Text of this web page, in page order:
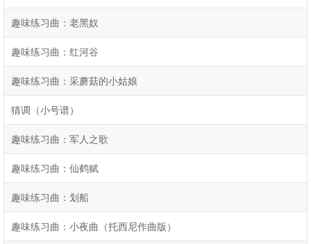
趣味练习曲：老黑奴
趣味练习曲：红河谷
趣味练习曲：采蘑菇的小姑娘
猜调（小号谱）
趣味练习曲：军人之歌
趣味练习曲：仙鹤赋
趣味练习曲：划船
趣味练习曲：小夜曲（托西尼作曲版）